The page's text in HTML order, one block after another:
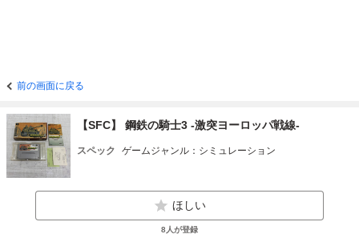
前の画面に戻る
【SFC】 鋼鉄の騎士3 -激突ヨーロッパ戦線-
スペック ゲームジャンル：シミュレーション
ほしい
8人が登録